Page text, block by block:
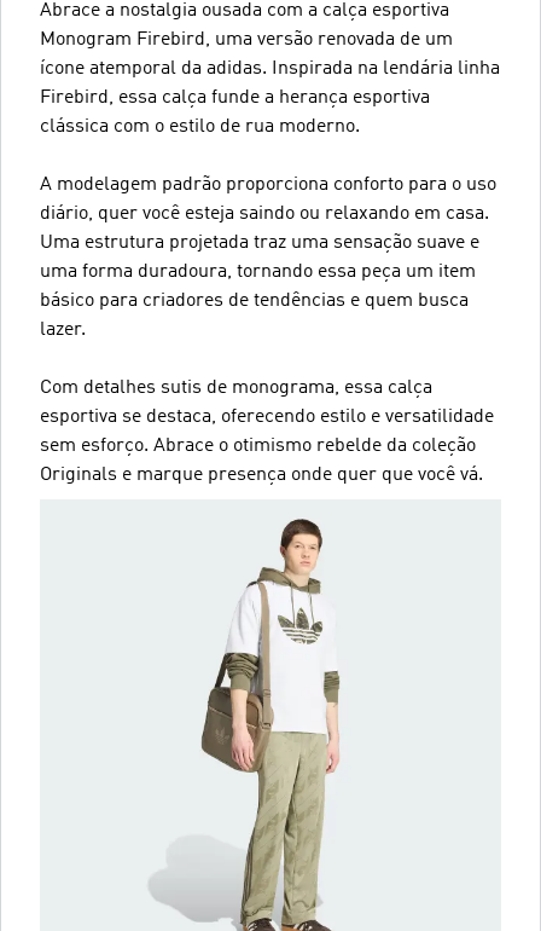
Abrace a nostalgia ousada com a calça esportiva
Monogram Firebird, uma versão renovada de um
ícone atemporal da adidas. Inspirada na lendária linha
Firebird, essa calça funde a herança esportiva
clássica com o estilo de rua moderno.
A modelagem padrão proporciona conforto para o uso
diário, quer você esteja saindo ou relaxando em casa.
Uma estrutura projetada traz uma sensação suave e
uma forma duradoura, tornando essa peça um item
básico para criadores de tendências e quem busca
lazer.
Com detalhes sutis de monograma, essa calça
esportiva se destaca, oferecendo estilo e versatilidade
sem esforço. Abrace o otimismo rebelde da coleção
Originals e marque presença onde quer que você vá.